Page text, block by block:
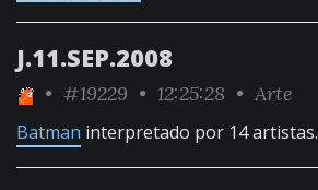
J.11.SEP.2008
• #19229 • 12:25:28 • Arte
Batman interpretado por 14 artistas.